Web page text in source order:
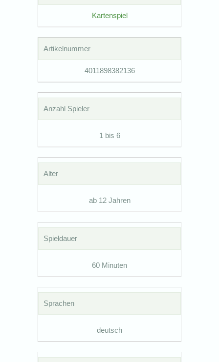
Kartenspiel
Artikelnummer
4011898382136
Anzahl Spieler
1 bis 6
Alter
ab 12 Jahren
Spieldauer
60 Minuten
Sprachen
deutsch